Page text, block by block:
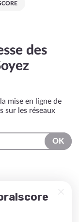
des
mise en ligne de
sur les réseaux
OK